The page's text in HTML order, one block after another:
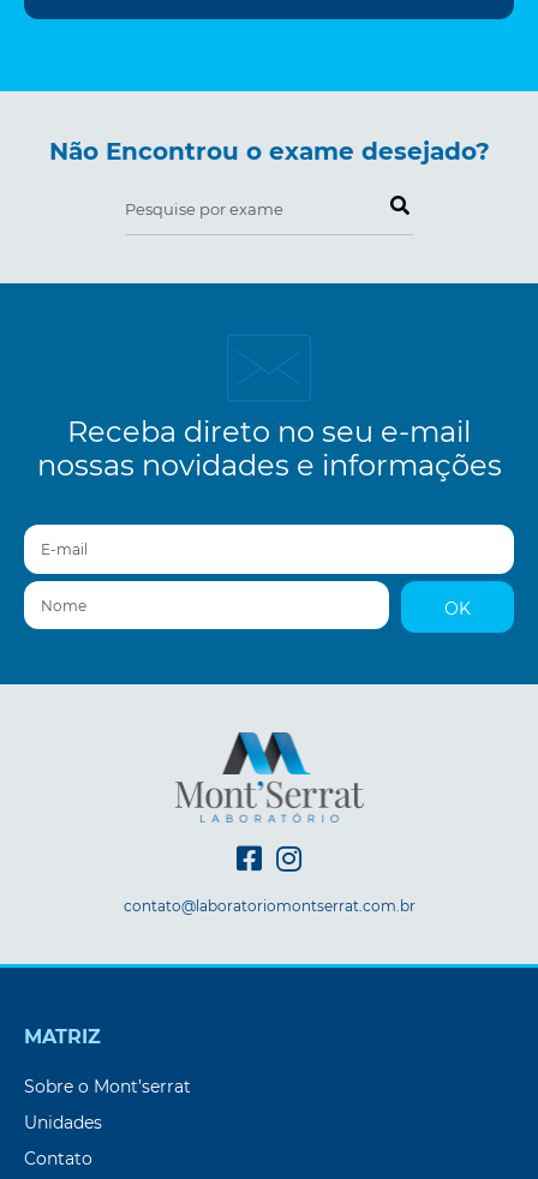
Não Encontrou o exame desejado?
Pesquise por exame
Receba direto no seu e-mail
nossas novidades e informações
E-mail
Nome
OK
contato@laboratoriomontserrat.com.br
MATRIZ
Sobre o Mont’serrat
Unidades
Contato